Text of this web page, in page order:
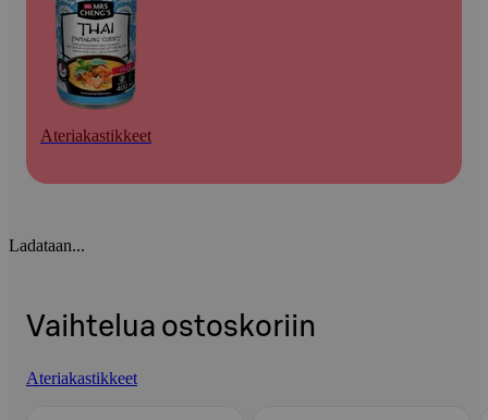
Ateriakastikkeet
Ladataan...
Vaihtelua ostoskoriin
Ateriakastikkeet